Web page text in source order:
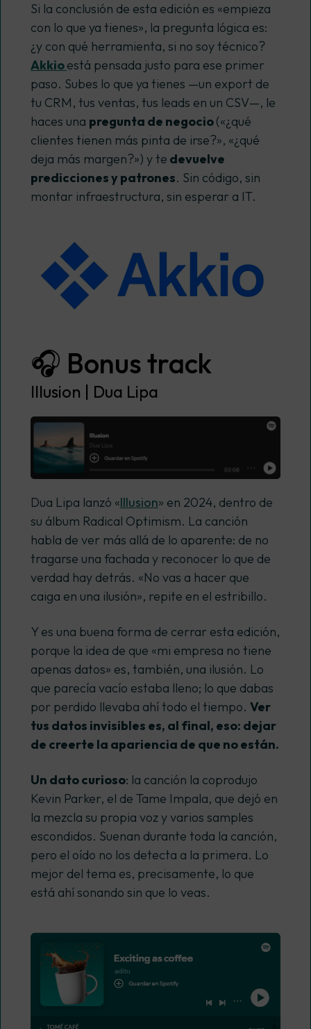
Si la conclusión de esta edición es «empieza
con lo que ya tienes», la pregunta lógica es:
¿y con qué herramienta, si no soy técnico?
Akkioestá pensada justo para ese primer
paso. Subes lo que ya tienes —un export de
tu CRM, tus ventas, tus leads en un CSV—, le
haces una pregunta de negocio(«¿qué
clientes tienen más pinta de irse?», «¿qué
deja más margen?») y te devuelve
predicciones y patrones. Sin código, sin
montar infraestructura, sin esperar a IT.
🎧 Bonus track
Illusion | Dua Lipa
Dua Lipa lanzó «Illusion» en 2024, dentro de
su álbum Radical Optimism. La canción
habla de ver más allá de lo aparente: de no
tragarse una fachada y reconocer lo que de
verdad hay detrás. «No vas a hacer que
caiga en una ilusión», repite en el estribillo.
Y es una buena forma de cerrar esta edición,
porque la idea de que «mi empresa no tiene
apenas datos» es, también, una ilusión. Lo
que parecía vacío estaba lleno; lo que dabas
por perdido llevaba ahí todo el tiempo. Ver
tus datos invisibles es, al final, eso: dejar
de creerte la apariencia de que no están.
Un dato curioso: la canción la coprodujo
Kevin Parker, el de Tame Impala, que dejó en
la mezcla su propia voz y varios samples
escondidos. Suenan durante toda la canción,
pero el oído no los detecta a la primera. Lo
mejor del tema es, precisamente, lo que
está ahí sonando sin que lo veas.